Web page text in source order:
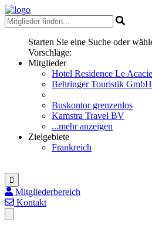
Starten Sie eine Suche oder
Vorschläge:
Mitglieder
Hotel Residence Le Acacie
Behringer Touristik GmbH
Buskontor grenzenlos
Kamstra Travel BV
...mehr anzeigen
Zielgebiete
Frankreich
Mitgliederbereich
Kontakt